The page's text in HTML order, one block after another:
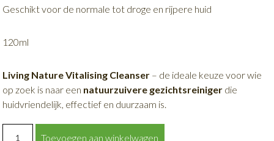
Geschikt voor de normale tot droge en rijpere huid
120ml
Living Nature Vitalising Cleanser – de ideale keuze voor wie
op zoek is naar een natuurzuivere gezichtsreiniger die
huidvriendelijk, effectief en duurzaam is.
Toevoegen aan winkelwagen